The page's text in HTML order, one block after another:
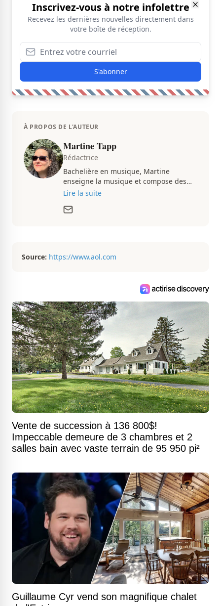
Inscrivez-vous à notre infolettre
Recevez les dernières nouvelles directement dans
votre boîte de réception.
S'abonner
À PROPOS DE L'AUTEUR
Martine Tapp
Rédactrice
Bachelière en musique, Martine
enseigne la musique et compose des
pièces musicales pendant ses temps
d’aménagement intérieur, elle suit de
Lire la suite
Source: https://www.aol.com
Vente de succession à 136 800$!
Impeccable demeure de 3 chambres et 2
salles bain avec vaste terrain de 95 950 pi²
Guillaume Cyr vend son magnifique chalet